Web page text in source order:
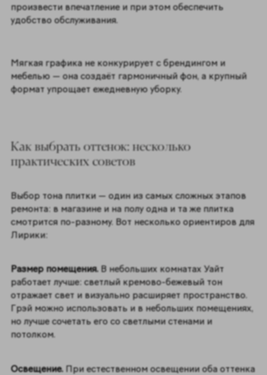
произвести впечатление и при этом обеспечить
удобство обслуживания.
Мягкая графика не конкурирует с брендингом и
мебелью — она создаёт гармоничный фон, а крупный
формат упрощает ежедневную уборку.
Как выбрать оттенок: несколько
практических советов
Выбор тона плитки — один из самых сложных этапов
ремонта: в магазине и на полу одна и та же плитка
смотрится по-разному. Вот несколько ориентиров для
Лирики:
Размер помещения. В небольших комнатах Уайт
работает лучше: светлый кремово-бежевый тон
отражает свет и визуально расширяет пространство.
Грэй можно использовать и в небольших помещениях,
но лучше сочетать его со светлыми стенами и
потолком.
Освещение. При естественном освещении оба оттенка